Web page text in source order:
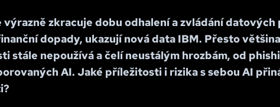
výrazně zkracuje dobu odhalení a zvládání datových
dopady, ukazují nová data IBM. Přesto
stále nepoužívá a čelí neustálým hrozbám, od
AI. Jaké příležitosti i rizika s sebou AI